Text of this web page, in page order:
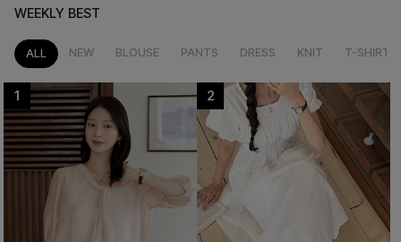
WEEKLY BEST
ALL NEW BLOUSE PANTS DRESS KNIT T-SHIRT